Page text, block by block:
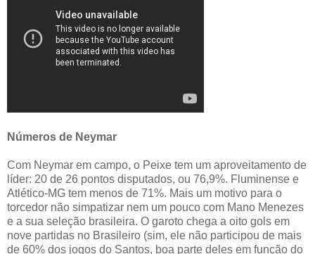
Números de Neymar
Com Neymar em campo, o Peixe tem um aproveitamento de
líder: 20 de 26 pontos disputados, ou 76,9%. Fluminense e
Atlético-MG tem menos de 71%. Mais um motivo para o
torcedor não simpatizar nem um pouco com Mano Menezes
e a sua seleção brasileira. O garoto chega a oito gols em
nove partidas no Brasileiro (sim, ele não participou de mais
de 60% dos jogos do Santos, boa parte deles em função do